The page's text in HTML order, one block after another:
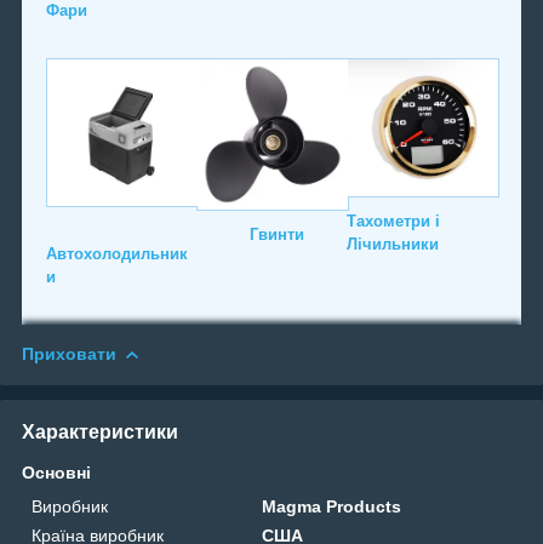
Фари
Автохолодильник
и
Гвинти
Тахометри і
Лічильники
Приховати
Характеристики
Основні
Виробник
Magma Products
Країна виробник
США